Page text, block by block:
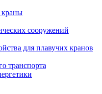
сооружений
для плавучих кранов
транспорта